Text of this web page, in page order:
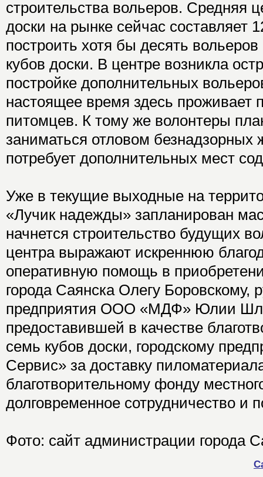
строительства вольеров. Средняя
доски на рынке сейчас составляет
построить хотя бы десять
кубов доски. В центре возникла
постройке дополнительных
настоящее время здесь проживает
питомцев. К тому же волонтеры
заниматься отловом безнадзорных
потребует дополнительных мест
Уже в текущие выходные на
«Лучик надежды» запланирован
начнется строительство будущих
центра выражают искреннюю
оперативную помощь в
города Саянска Олегу Боровскому,
предприятия ООО «МДФ» Юлии
предоставившей в качестве
семь кубов доски, городскому
Сервис» за доставку
благотворительному фонду
долговременное сотрудничество и
Фото: сайт администрации города